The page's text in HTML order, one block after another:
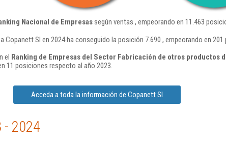
Nacional de Empresassegún ventas , empeorando en 11.463
Copanett Sl en 2024 ha conseguido la posición 7.690 , empeorando en
el Ranking de Empresas del Sector Fabricación de otros productos
11 posiciones respecto al año 2023.
Acceda a toda la información de Copanett Sl
- 2024